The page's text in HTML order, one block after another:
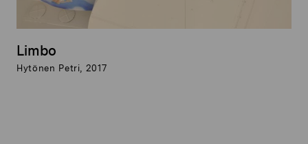
Limbo
Hytönen Petri, 2017